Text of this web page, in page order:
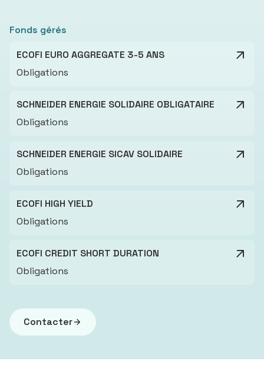
Fonds gérés
ECOFI EURO AGGREGATE 3-5 ANS
Obligations
SCHNEIDER ENERGIE SOLIDAIRE OBLIGATAIRE
Obligations
SCHNEIDER ENERGIE SICAV SOLIDAIRE
Obligations
ECOFI HIGH YIELD
Obligations
ECOFI CREDIT SHORT DURATION
Obligations
Contacter